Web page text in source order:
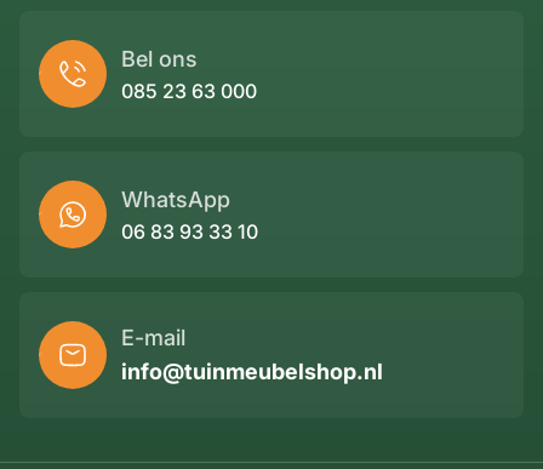
Bel ons
085 23 63 000
WhatsApp
06 83 93 33 10
E-mail
info@tuinmeubelshop.nl